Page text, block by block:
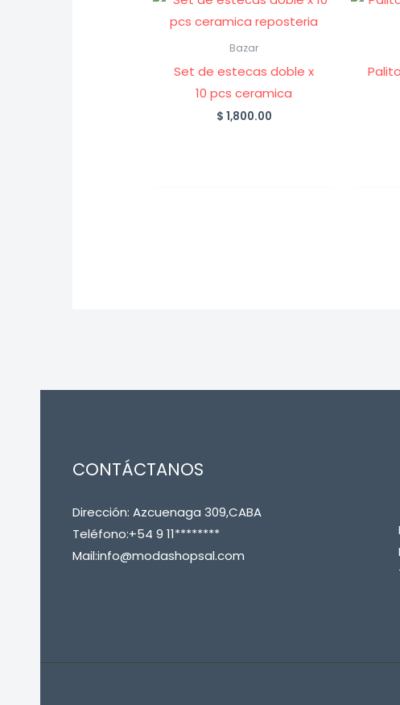
Bazar
Set de estecas doble x
10 pcs ceramica
$ 1,800.00
CONTÁCTANOS
Dirección: Azcuenaga 309,CABA
Teléfono:+54 9 11********
Mail:info@modashopsal.com